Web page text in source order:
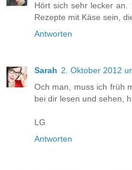
Hört sich sehr lecker an.
Rezepte mit Käse sein,
Antworten
Sarah 2. Oktober 2012
Och man, muss ich früh
bei dir lesen und sehen,
LG
Antworten